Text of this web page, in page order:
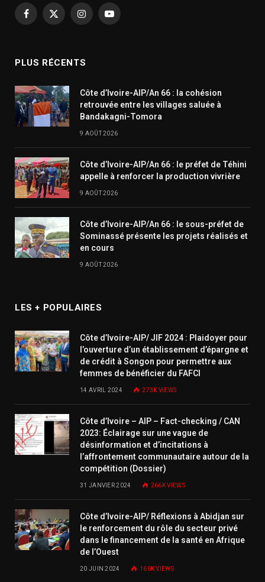
Facebook
X
InstagramYouTube
PLUS RÉCENTS
Côte d’Ivoire-AIP/An 66 : la cohésion
retrouvée entre les villages saluée à
Bandakagni-Tomora
9 AOÛT 2026
Côte d’Ivoire-AIP/An 66 : le préfet de Téhini
appelle à renforcer la production vivrière
9 AOÛT 2026
Côte d’Ivoire-AIP/An 66 : le sous-préfet de
Sominassé présente les projets réalisés et
en cours
9 AOÛT 2026
LES + POPULAIRES
Côte d’Ivoire-AIP/ JIF 2024 : Plaidoyer pour
l’ouverture d’un établissement d’épargne et
de crédit à Songon pour permettre aux
femmes de bénéficier du FAFCI
14 AVRIL 2024 273K VIEWS
Côte d’Ivoire – AIP – Fact-checking / CAN
2023: Éclairage sur une vague de
désinformation et d’incitations à
l’affrontement communautaire autour de la
compétition (Dossier)
31 JANVIER 2024 266KVIEWS
Côte d’Ivoire-AIP/ Réflexions à Abidjan sur
le renforcement du rôle du secteur privé
dans le financement de la santé en Afrique
de l’Ouest
20 JUIN 2024 160KVIEWS